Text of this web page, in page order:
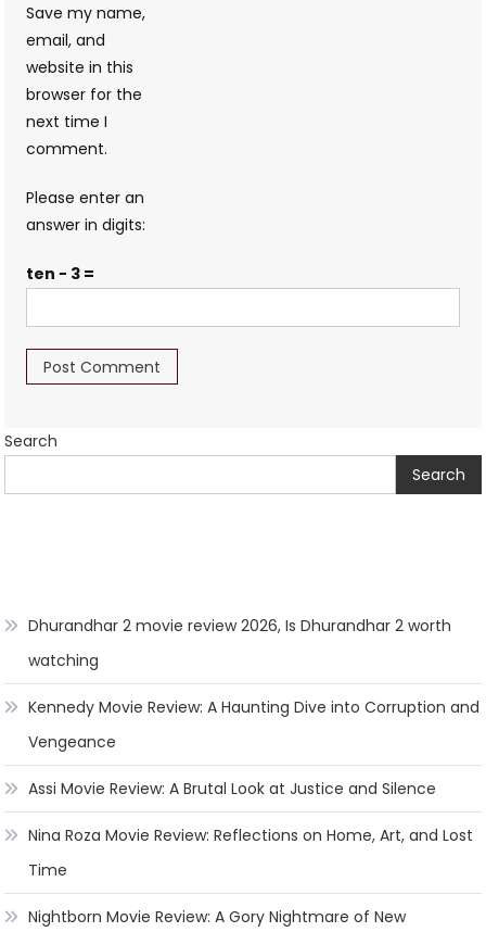
Save my name,
email, and
website in this
browser for the
next time I
comment.
Please enter an
answer in digits:
ten − 3 =
Search
Search
Dhurandhar 2 movie review 2026, Is Dhurandhar 2 worth
watching
Kennedy Movie Review: A Haunting Dive into Corruption and
Vengeance
Assi Movie Review: A Brutal Look at Justice and Silence
Nina Roza Movie Review: Reflections on Home, Art, and Lost
Time
Nightborn Movie Review: A Gory Nightmare of New